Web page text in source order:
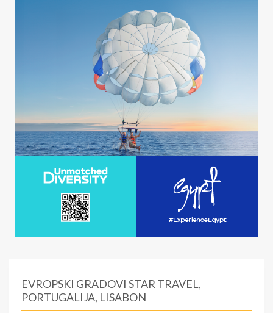
EVROPSKI GRADOVI STAR TRAVEL,
PORTUGALIJA, LISABON